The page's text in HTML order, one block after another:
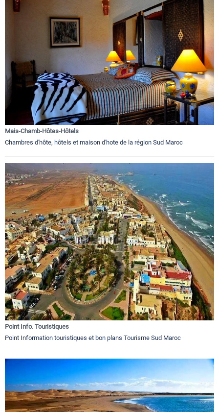
Mais-Chamb-Hôtes-Hôtels
Chambres d'hôte, hôtels et maison d'hote de la région Sud Maroc
Point Info. Touristiques
Point Information touristiques et bon plans Tourisme Sud Maroc